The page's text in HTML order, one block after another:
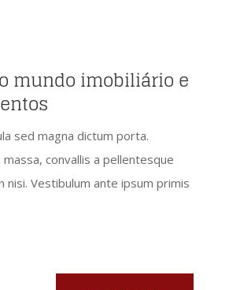
mundo imobiliário e
sed magna dictum porta.
convallis a pellentesque
nisi. Vestibulum ante ipsum primis